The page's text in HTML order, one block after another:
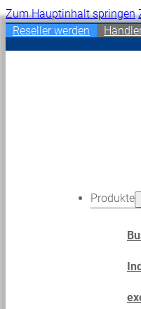
Zum Hauptinhalt springen
Reseller werden
Produkte